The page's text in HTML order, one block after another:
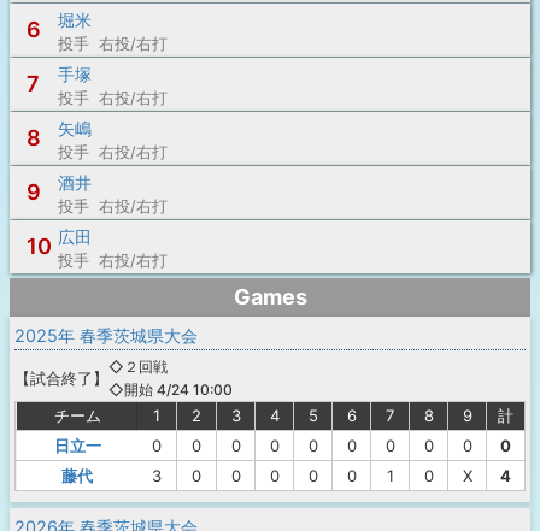
6 堀米
投手 右投/右打
7 手塚
投手 右投/右打
8 矢嶋
投手 右投/右打
9 酒井
投手 右投/右打
10 広田
投手 右投/右打
Games
2025年 春季茨城県大会
【試合終了 】
◇２回戦
◇開始 4/24 10:00
チーム 1 2 3 4 5 6 7 8 9
計
日立一
0 0 0 0 0 0 0 0 0
0
藤代
3 0 0 0 0 0 1 0 X 4
2026年 春季茨城県大会